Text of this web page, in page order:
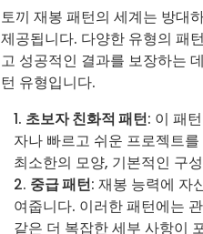
토끼 재봉 패턴의 세계는 방대
제공됩니다. 다양한 유형의 패
고 성공적인 결과를 보장하는
턴 유형입니다.
초보자 친화적 패턴: 이 패
자나 빠르고 쉬운 프로젝트
최소한의 모양, 기본적인 구
중급 패턴: 재봉 능력에 자
여줍니다. 이러한 패턴에는
같은 더 복잡한 세부 사항이